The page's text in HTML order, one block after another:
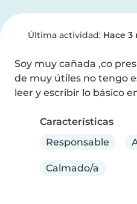
Última actividad: Hace 3
Soy muy cañada ,co
de muy útiles no tengo
leer y escribir lo básico
Características
Responsable
Calmado/a